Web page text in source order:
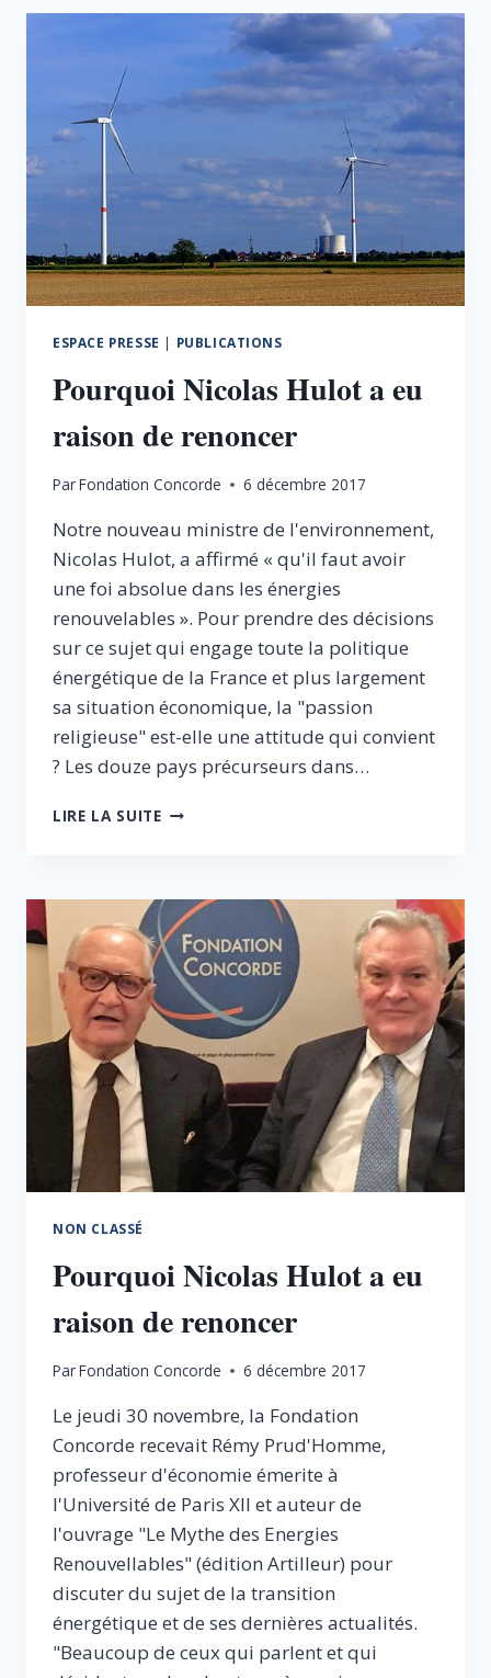
DE
L’ÉCONOMIE
TERRITOIRES
ESPACE PRESSE | PUBLICATIONS
Pourquoi Nicolas Hulot a eu
raison de renoncer
ParFondation Concorde 6 décembre 2017
Notre nouveau ministre de l'environnement,
Nicolas Hulot, a affirmé « qu'il faut avoir
une foi absolue dans les énergies
renouvelables ». Pour prendre des décisions
sur ce sujet qui engage toute la politique
énergétique de la France et plus largement
sa situation économique, la "passion
religieuse" est-elle une attitude qui convient
? Les douze pays précurseurs dans…
LIRE LA SUITEPOURQUOI
EU
RAISON
DE
RENONCER
NON CLASSÉ
Pourquoi Nicolas Hulot a eu
raison de renoncer
ParFondation Concorde 6 décembre 2017
Le jeudi 30 novembre, la Fondation
Concorde recevait Rémy Prud'Homme,
professeur d'économie émerite à
l'Université de Paris XII et auteur de
l'ouvrage "Le Mythe des Energies
Renouvellables" (édition Artilleur) pour
discuter du sujet de la transition
énergétique et de ses dernières actualités.
"Beaucoup de ceux qui parlent et qui